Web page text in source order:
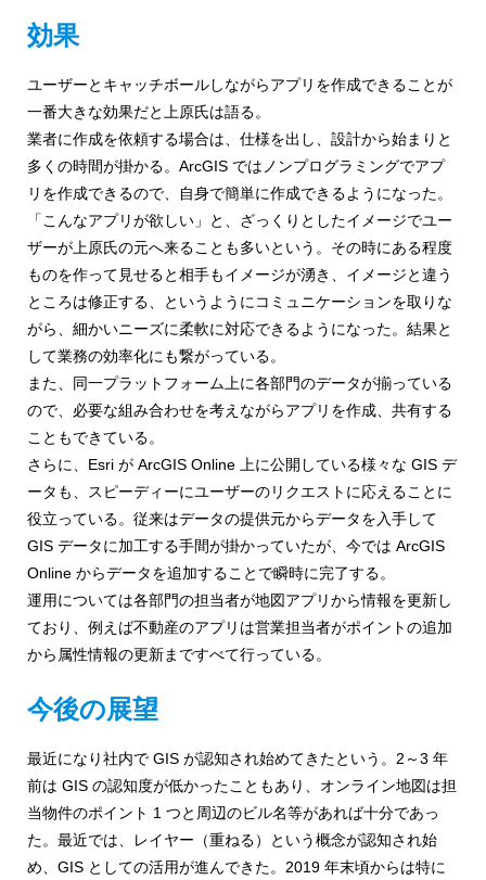
効果
ユーザーとキャッチボールしながらアプリを作成できることが
一番大きな効果だと上原氏は語る。
業者に作成を依頼する場合は、仕様を出し、設計から始まりと
多くの時間が掛かる。ArcGIS ではノンプログラミングでアプ
リを作成できるので、自身で簡単に作成できるようになった。
「こんなアプリが欲しい」と、ざっくりとしたイメージでユー
ザーが上原氏の元へ来ることも多いという。その時にある程度
ものを作って見せると相手もイメージが湧き、イメージと違う
ところは修正する、というようにコミュニケーションを取りな
がら、細かいニーズに柔軟に対応できるようになった。結果と
して業務の効率化にも繋がっている。
また、同一プラットフォーム上に各部門のデータが揃っている
ので、必要な組み合わせを考えながらアプリを作成、共有する
こともできている。
さらに、Esri が ArcGIS Online 上に公開している様々な GIS デ
ータも、スピーディーにユーザーのリクエストに応えることに
役立っている。従来はデータの提供元からデータを入手して
GIS データに加工する手間が掛かっていたが、今では ArcGIS
Online からデータを追加することで瞬時に完了する。
運用については各部門の担当者が地図アプリから情報を更新し
ており、例えば不動産のアプリは営業担当者がポイントの追加
から属性情報の更新まですべて行っている。
今後の展望
最近になり社内で GIS が認知され始めてきたという。2～3 年
前は GIS の認知度が低かったこともあり、オンライン地図は担
当物件のポイント 1 つと周辺のビル名等があれば十分であっ
た。最近では、レイヤー（重ねる）という概念が認知され始
め、GIS としての活用が進んできた。2019 年末頃からは特に